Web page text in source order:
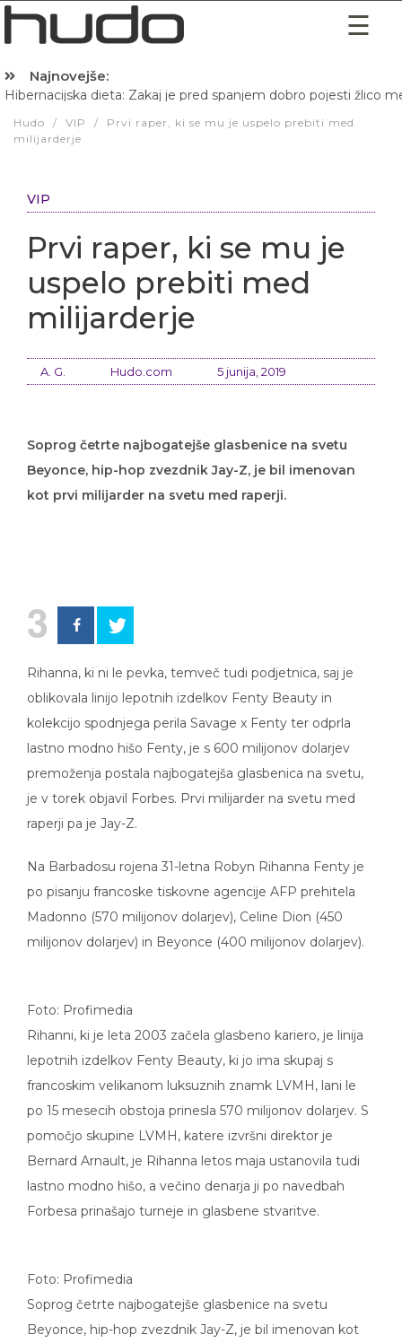
Najnovejše:
Hibernacijska dieta: Zakaj je pred spanjem dobro pojesti žlico
Hudo / VIP /
Prvi raper, ki se mu je uspelo prebiti med
milijarderje
VIP
Prvi raper, ki se mu je
uspelo prebiti med
milijarderje
A. G. Hudo.com 5 junija, 2019
Soprog četrte najbogatejše glasbenice na svetu
Beyonce, hip-hop zvezdnik Jay-Z, je bil imenovan
kot prvi milijarder na svetu med raperji.
3
Rihanna, ki ni le pevka, temveč tudi podjetnica, saj je
oblikovala linijo lepotnih izdelkov Fenty Beauty in
kolekcijo spodnjega perila Savage x Fenty ter odprla
lastno modno hišo Fenty, je s 600 milijonov dolarjev
premoženja postala najbogatejša glasbenica na svetu,
je v torek objavil Forbes. Prvi milijarder na svetu med
raperji pa je Jay-Z.
Na Barbadosu rojena 31-letna Robyn Rihanna Fenty je
po pisanju francoske tiskovne agencije AFP prehitela
Madonno (570 milijonov dolarjev), Celine Dion (450
milijonov dolarjev) in Beyonce (400 milijonov dolarjev).
Foto: Profimedia
Rihanni, ki je leta 2003 začela glasbeno kariero, je linija
lepotnih izdelkov Fenty Beauty, ki jo ima skupaj s
francoskim velikanom luksuznih znamk LVMH, lani le
po 15 mesecih obstoja prinesla 570 milijonov dolarjev. S
pomočjo skupine LVMH, katere izvršni direktor je
Bernard Arnault, je Rihanna letos maja ustanovila tudi
lastno modno hišo, a večino denarja ji po navedbah
Forbesa prinašajo turneje in glasbene stvaritve.
Foto: Profimedia
Soprog četrte najbogatejše glasbenice na svetu
Beyonce, hip-hop zvezdnik Jay-Z, je bil imenovan kot